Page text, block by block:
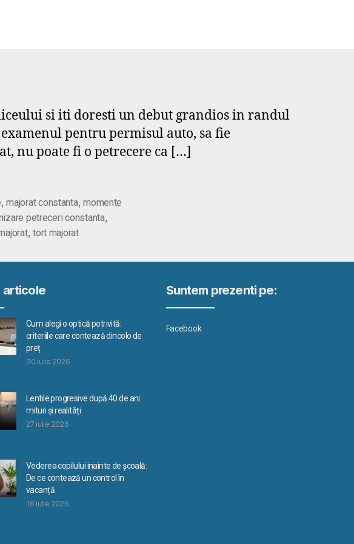
si iti doresti un debut grandios in randul
pentru permisul auto, sa fie
nu poate fi o petrecere ca […]
,majorat constanta,momente
petreceri constanta,
,tort majorat
articole
Cum alegi o optică potrivită:
criteriile care contează dincolo de
preț
30 iulie 2026
Lentile progresive după 40 de ani:
mituri și realități
27 iulie 2026
Vederea copilului inainte de școală:
De ce contează un control în
vacanță
16 iulie 2026
Suntem prezenti pe:
Facebook